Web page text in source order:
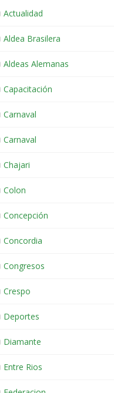
Actualidad
Aldea Brasilera
Aldeas Alemanas
Capacitación
Carnaval
Carnaval
Chajari
Colon
Concepción
Concordia
Congresos
Crespo
Deportes
Diamante
Entre Rios